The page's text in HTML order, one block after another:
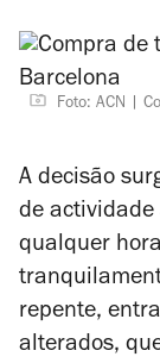
Foto: ACN
A decisão
de actividade
qualquer
repente,
alterados,